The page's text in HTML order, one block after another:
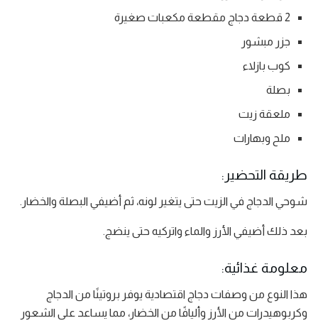
2 قطعة دجاج مقطعة مكعبات صغيرة
جزر مبشور
كوب بازلاء
بصلة
ملعقة زيت
ملح وبهارات
طريقة التحضير:
شوحي الدجاج في الزيت حتى يتغير لونه، ثم أضيفي البصلة والخضار.
بعد ذلك أضيفي الأرز والماء واتركيه حتى ينضج.
معلومة غذائية:
هذا النوع من وصفات دجاج اقتصادية يوفر بروتينًا من الدجاج
وكربوهيدرات من الأرز وأليافًا من الخضار، مما يساعد على الشعور